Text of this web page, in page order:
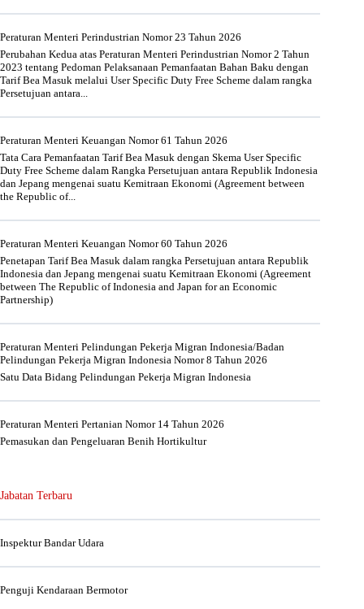
Peraturan Menteri Perindustrian Nomor 23 Tahun 2026
Perubahan Kedua atas Peraturan Menteri Perindustrian Nomor 2 Tahun
2023 tentang Pedoman Pelaksanaan Pemanfaatan Bahan Baku dengan
Tarif Bea Masuk melalui User Specific Duty Free Scheme dalam rangka
Persetujuan antara...
Peraturan Menteri Keuangan Nomor 61 Tahun 2026
Tata Cara Pemanfaatan Tarif Bea Masuk dengan Skema User Specific
Duty Free Scheme dalam Rangka Persetujuan antara Republik Indonesia
dan Jepang mengenai suatu Kemitraan Ekonomi (Agreement between
the Republic of...
Peraturan Menteri Keuangan Nomor 60 Tahun 2026
Penetapan Tarif Bea Masuk dalam rangka Persetujuan antara Republik
Indonesia dan Jepang mengenai suatu Kemitraan Ekonomi (Agreement
between The Republic of Indonesia and Japan for an Economic
Partnership)
Peraturan Menteri Pelindungan Pekerja Migran Indonesia/Badan
Pelindungan Pekerja Migran Indonesia Nomor 8 Tahun 2026
Satu Data Bidang Pelindungan Pekerja Migran Indonesia
Peraturan Menteri Pertanian Nomor 14 Tahun 2026
Pemasukan dan Pengeluaran Benih Hortikultur
Jabatan Terbaru
Inspektur Bandar Udara
Penguji Kendaraan Bermotor